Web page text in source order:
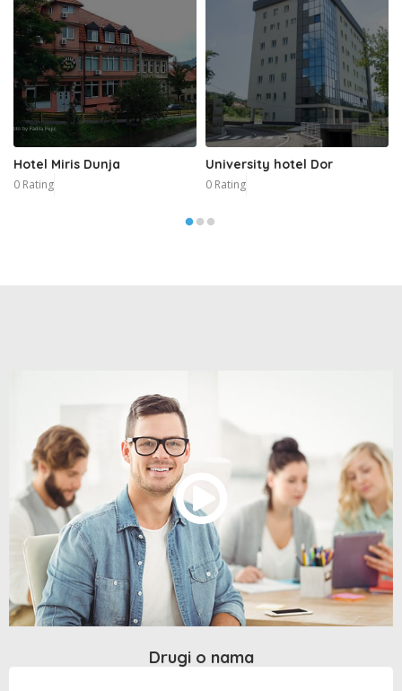
Hotel Miris Dunja
0 Rating
University hotel Dor
0 Rating
Drugi o nama